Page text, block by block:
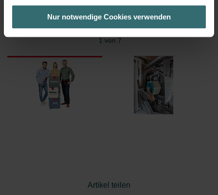
deren Verwendung eingewilligt haben.
Laut Gesetz können wir Cookies auf Ihrem Gerät
speichern, wenn diese für den Betrieb dieser Seite
unbedingt notwendig sind (Kategorie „Notwendig“). Für
Diese Seite verwendet unterschiedliche Cookie-Typen.
Einige Cookies werden von Drittparteien platziert, die auf
unseren Seiten erscheinen.
Sie können Ihre Einwilligung jederzeit von der Cookie-
Erklärung auf unserer Website ändern oder widerrufen.
Nur notwendige Cookies verwenden
1 von 7
Artikel teilen